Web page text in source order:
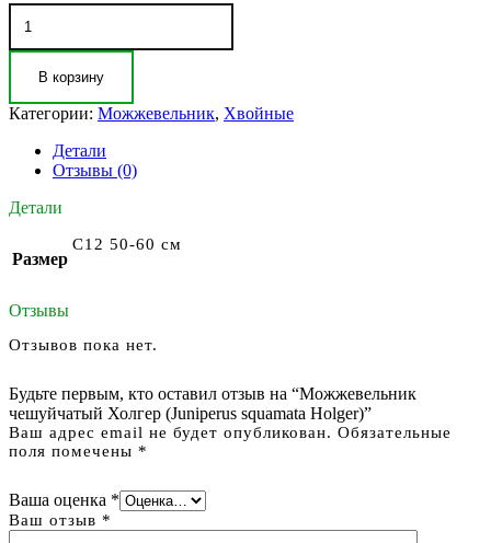
Количество
товара
Можжевельник
чешуйчатый
(Juniperus
Holger)
В корзину
Категории: Можжевельник, Хвойные
Детали
Отзывы (0)
Детали
Размер
С12 50-60 см
Отзывы
Отзывов пока нет.
Будьте первым, кто оставил отзыв на “Можжевельник
чешуйчатый Холгер (Juniperus squamata Holger)”
Ваш адрес email не будет опубликован. Обязательные
поля помечены *
Ваша оценка *
Ваш отзыв *